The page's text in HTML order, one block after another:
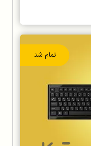
تمام شد